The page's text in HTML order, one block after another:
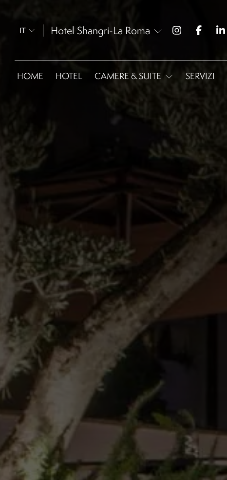
IT Hotel Shangri-La Roma
HOME HOTEL CAMERE & SUITE
Omnia Classic -
Matrimoniale
Omnia Extra Size
Omnia Garden Suite
Omnia Suite Sirio
Omnia Suite Vega
SERVIZI